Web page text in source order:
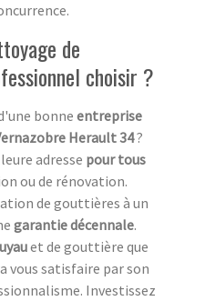
de
choisir ?
bonne entreprise
Herault 34?
adresse pour tous
ou de rénovation.
de gouttières à un
garantie décennale.
et de gouttière que
vous satisfaire par son
Investissez